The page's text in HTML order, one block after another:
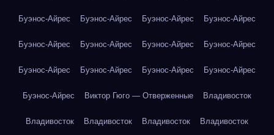
Буэнос-Айрес Буэнос-Айрес Буэнос-Айрес Буэнос-Айрес
Буэнос-Айрес Буэнос-Айрес Буэнос-Айрес Буэнос-Айрес
Буэнос-Айрес Буэнос-Айрес Буэнос-Айрес Буэнос-Айрес
Буэнос-Айрес Виктор Гюго — Отверженные Владивосток
Владивосток Владивосток Владивосток Владивосток